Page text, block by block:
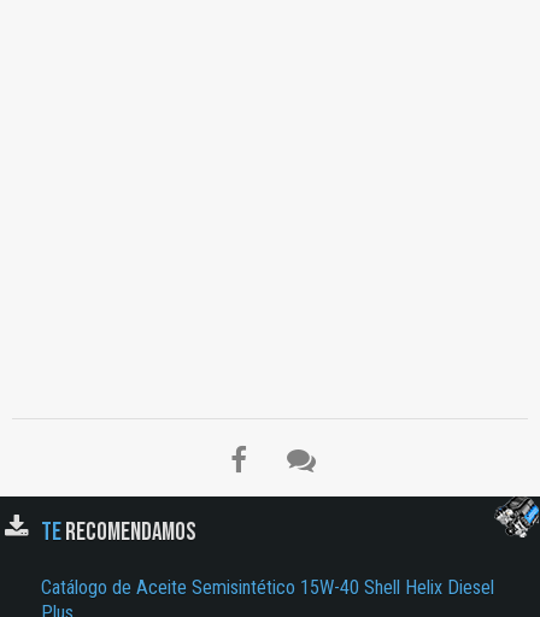
TERECOMENDAMOS
Catálogo de Aceite Semisintético 15W-40 Shell Helix Diesel
Plus